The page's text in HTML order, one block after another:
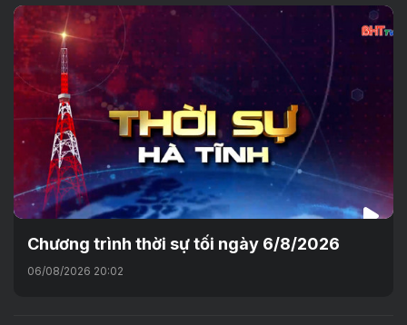
Chương trình thời sự tối ngày 6/8/2026
06/08/2026 20:02